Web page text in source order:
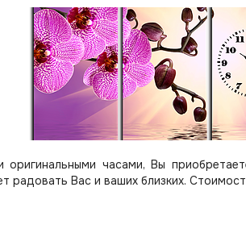
часами, Вы
радовать Вас и ваших близких.